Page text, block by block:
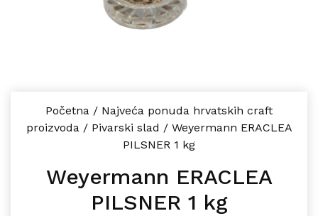
Početna / Najveća ponuda hrvatskih craft
proizvoda/ Pivarski slad / Weyermann ERACLEA
PILSNER 1 kg
Weyermann ERACLEA
PILSNER 1 kg